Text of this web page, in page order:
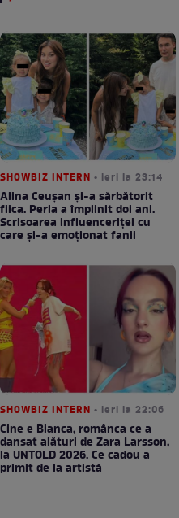
SHOWBIZ INTERN • ieri la 23:14
Alina Ceușan și-a sărbătorit
fiica. Perla a împlinit doi ani.
Scrisoarea influenceriței cu
care și-a emoționat fanii
SHOWBIZ INTERN • ieri la 22:06
Cine e Bianca, românca ce a
dansat alături de Zara Larsson,
la UNTOLD 2026. Ce cadou a
primit de la artistă